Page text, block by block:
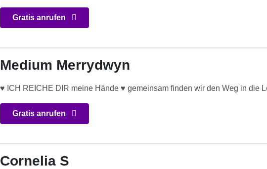
Gratis anrufen
Medium Merrydwyn
♥ ICH REICHE DIR meine Hände ♥ gemeinsam finden wir den Weg in die
Gratis anrufen
Cornelia S